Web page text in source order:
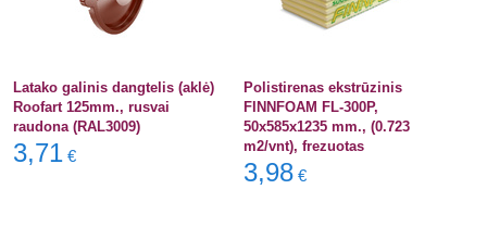
Latako galinis dangtelis (aklė)
Roofart 125mm., rusvai
raudona (RAL3009)
3,71 €
Polistirenas ekstrūzinis
FINNFOAM FL-300P,
50x585x1235 mm., (0.723
m2/vnt), frezuotas
3,98 €